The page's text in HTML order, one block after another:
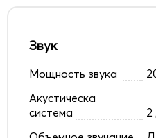
Звук
Мощность звука
Акустическа
система
2